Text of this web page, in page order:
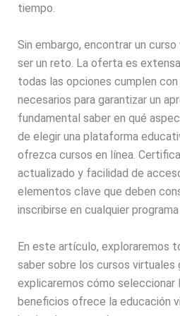
tiempo.
Sin embargo, encontrar un
ser un reto. La oferta es
todas las opciones cumplen
necesarios para garantizar un
fundamental saber en qué
de elegir una plataforma
ofrezca cursos en línea.
actualizado y facilidad de
elementos clave que deben
inscribirse en cualquier
En este artículo, exploraremos
saber sobre los cursos virtuales
explicaremos cómo seleccionar
beneficios ofrece la educación